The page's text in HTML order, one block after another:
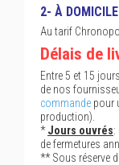
2- À
Au tarif
Délais de
Entre 5 et 15 jours
de nos
commande pour
production).
*Jours ouvrés:
de fermetures
** Sous réserve